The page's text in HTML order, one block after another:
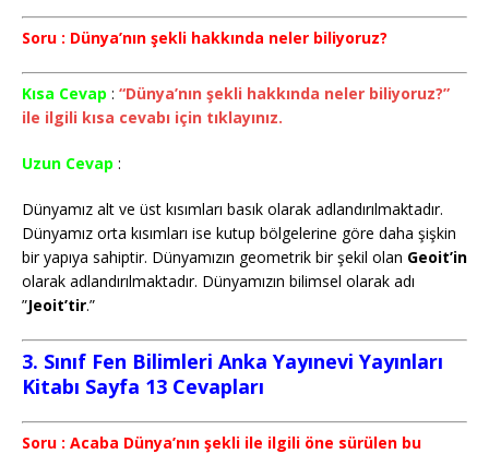
Soru : Dünya’nın şekli hakkında neler biliyoruz?
Kısa Cevap : “Dünya’nın şekli hakkında neler biliyoruz?”
ile ilgili kısa cevabı için tıklayınız.
Uzun Cevap :
Dünyamız alt ve üst kısımları basık olarak adlandırılmaktadır.
Dünyamız orta kısımları ise kutup bölgelerine göre daha şişkin
bir yapıya sahiptir. Dünyamızın geometrik bir şekil olan Geoit’in
olarak adlandırılmaktadır. Dünyamızın bilimsel olarak adı
”Jeoit’tir.”
3. Sınıf Fen Bilimleri Anka Yayınevi Yayınları
Kitabı Sayfa 13 Cevapları
Soru : Acaba Dünya’nın şekli ile ilgili öne sürülen bu